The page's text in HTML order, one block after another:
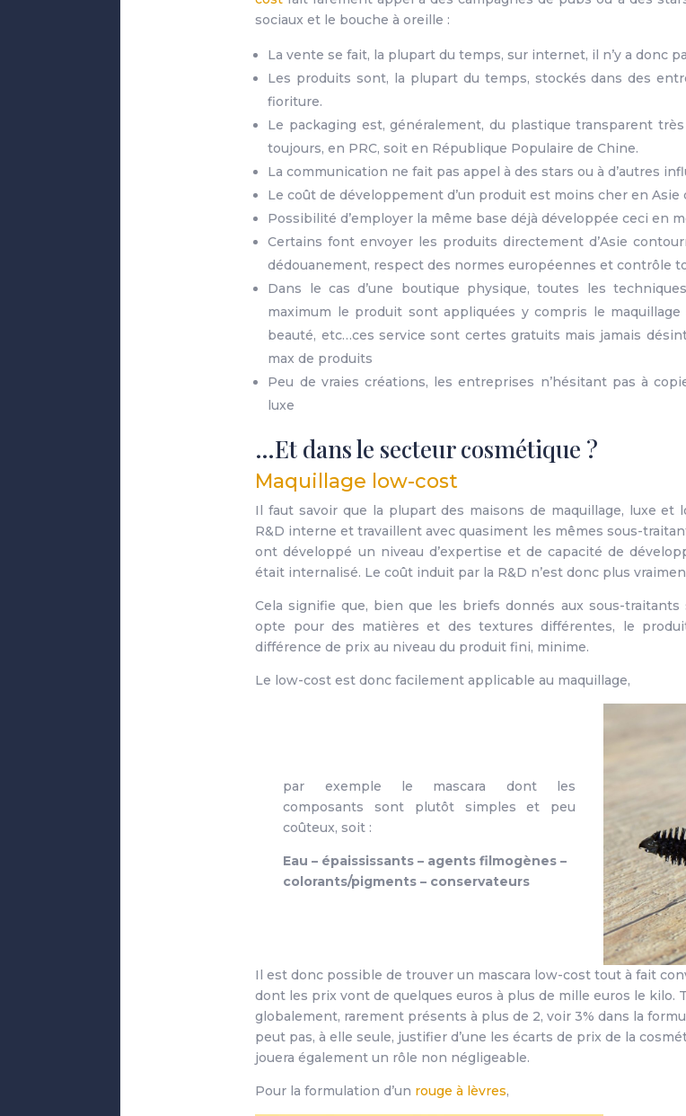
sociaux et le bouche à oreille :
La vente se fait, la plupart du temps, sur internet, il n’y a donc
Les produits sont, la plupart du temps, stockés dans des
fioriture.
Le packaging est, généralement, du plastique transparent
toujours, en PRC, soit en République Populaire de Chine.
La communication ne fait pas appel à des stars ou à d’autres
Le coût de développement d’un produit est moins cher en Asie
Possibilité d’employer la même base déjà développée ceci en
Certains font envoyer les produits directement d’Asie
dédouanement, respect des normes européennes et contrôle
Dans le cas d’une boutique physique, toutes les
maximum le produit sont appliquées y compris le
beauté, etc…ces service sont certes gratuits mais jamais
max de produits
Peu de vraies créations, les entreprises n’hésitant pas à
luxe
…Et dans le secteur cosmétique ?
Maquillage low-cost
Il faut savoir que la plupart des maisons de maquillage, luxe et
R&D interne et travaillent avec quasiment les mêmes sous-
ont développé un niveau d’expertise et de capacité de
était internalisé. Le coût induit par la R&D n’est donc plus
Cela signifie que, bien que les briefs donnés aux sous-
opte pour des matières et des textures différentes, le
différence de prix au niveau du produit fini, minime.
Le low-cost est donc facilement applicable au maquillage,
par exemple le mascara dont les
composants sont plutôt simples et peu
coûteux, soit :
Eau – épaississants – agents filmogènes –
colorants/pigments – conservateurs
Il est donc possible de trouver un mascara low-cost tout à fait
dont les prix vont de quelques euros à plus de mille euros le kilo.
globalement, rarement présents à plus de 2, voir 3% dans la
peut pas, à elle seule, justifier d’une les écarts de prix de la
jouera également un rôle non négligeable.
Pour la formulation d’un rouge à lèvres,